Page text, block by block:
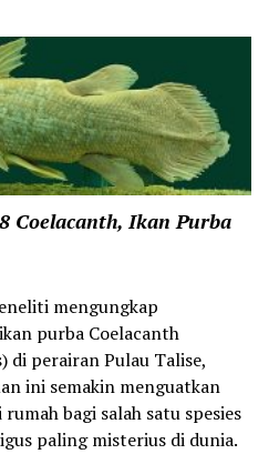
Coelacanth, Ikan Purba
mengungkap
purba Coelacanth
di perairan Pulau Talise,
ini semakin menguatkan
bagi salah satu spesies
paling misterius di dunia.